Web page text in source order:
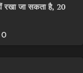
रखा जा सकता है, 20
0